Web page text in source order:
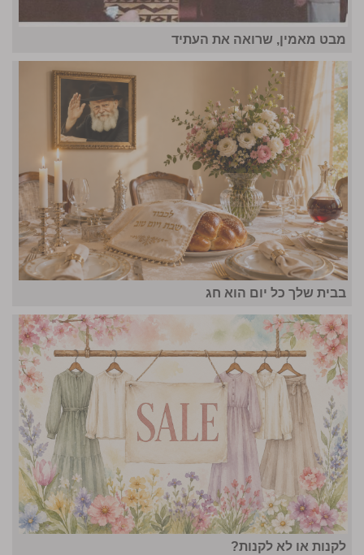
מבט מאמין, שרואה את העתיד
בבית שלך כל יום הוא חג
לקנות או לא לקנות?